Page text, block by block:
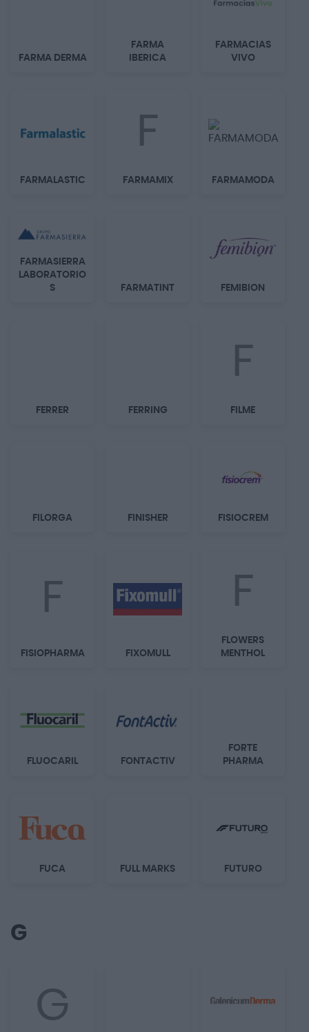
FARMA DERMA
FARMA
IBERICA
FARMACIAS
VIVO
FARMALASTIC
F
FARMAMIX FARMAMODA
FARMASIERRA
LABORATORIO
S
FARMATINT FEMIBION
FERRER FERRING
F
FILME
FILORGA FINISHER FISIOCREM
F
FISIOPHARMA FIXOMULL
F
FLOWERS
MENTHOL
FLUOCARIL FONTACTIV
FORTE
PHARMA
FUCA FULL MARKS FUTURO
G
G